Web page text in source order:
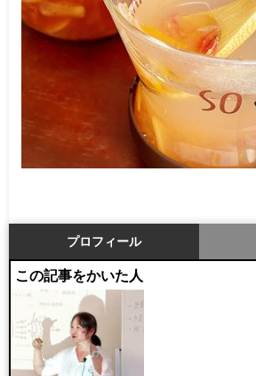
プロフィール
この記事をかいた人